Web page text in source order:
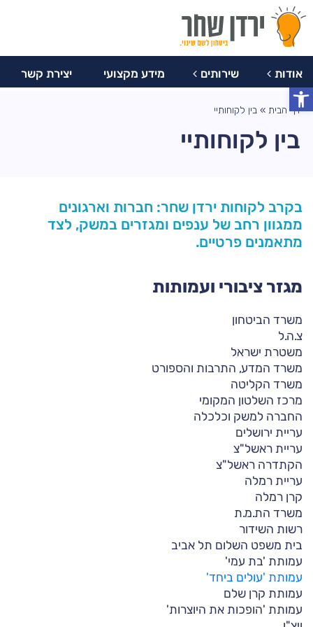
פתח סרגל נגישות
אודות
אודות שירותים מידע מקצועי יצירת קשר
דף הבית» בין לקוחותיי
בין לקוחותיי
בקרב לקוחות ירדן שחר: חברות וארגונים
ממגוון רחב של ענפים ומגזרים במשק, לצד
מתאמנים פרטיים.
מגזר ציבורי ועמותות
משרד הביטחון
צ.ה.ל
משטרת ישראל
משרד המדע, התרבות והספורט
משרד הקליטה
מרכז השלטון המקומי
החברה למשק וכלכלה
עריית ירושלים
עריית ראשל"צ
הקתדרה ראשל"צ
עריית רמלה
קרן רמלה
משרד הת.מ.ת
רשות השידור
בית משפט השלום תל אביב
עמותת 'בת עמי'
עמותת 'עולים ביחד'
עמותת קרן שלם
עמותת 'הופכות את היוצרות'